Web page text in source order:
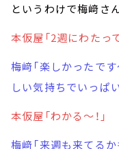
というわけで梅﨑さ
本仮屋「2週にわたっ
梅﨑「楽しかったで
しい気持ちでいっぱ
本仮屋「わかる～！」
梅﨑「来週も来てるか